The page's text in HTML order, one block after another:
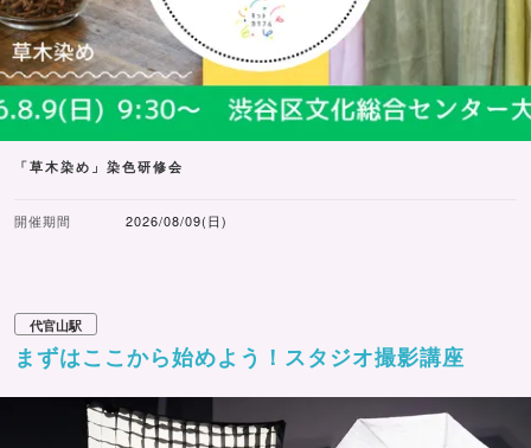
「草木染め」染色研修会
開催期間 2026/08/09(日)
代官山駅
まずはここから始めよう！スタジオ撮影講座